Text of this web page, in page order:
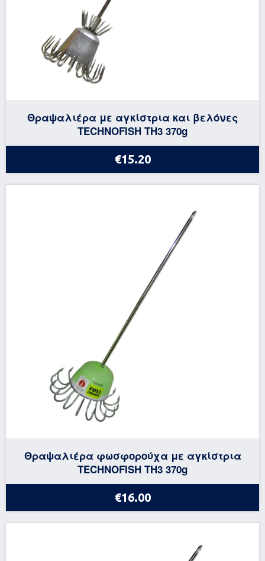
Θραψαλιέρα με αγκίστρια και βελόνες
TECHNOFISH TH3 370g
€15.20
Θραψαλιέρα φωσφορούχα με αγκίστρια
TECHNOFISH TH3 370g
€16.00